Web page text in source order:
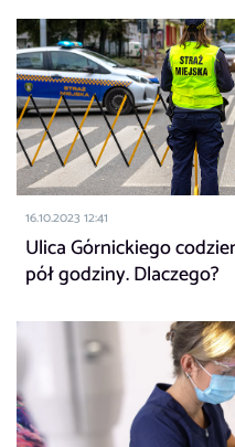
16.10.2023 12:41
Ulica Górnickiego
pół godziny. Dlaczego?